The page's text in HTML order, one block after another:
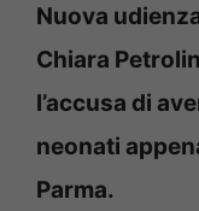
Nuova
Chiara
l’accusa di
neonati
Parma.